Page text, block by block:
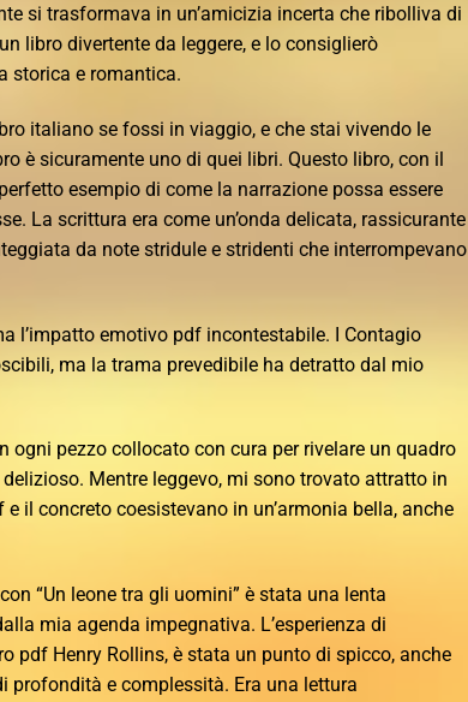
si trasformava in un’amicizia incerta che ribolliva di
libro divertente da leggere, e lo consiglierò
storica e romantica.
italiano se fossi in viaggio, e che stai vivendo le
è sicuramente uno di quei libri. Questo libro, con il
esempio di come la narrazione possa essere
La scrittura era come un’onda delicata, rassicurante
da note stridule e stridenti che interrompevano
l’impatto emotivo pdf incontestabile. I Contagio
ma la trama prevedibile ha detratto dal mio
ogni pezzo collocato con cura per rivelare un quadro
Mentre leggevo, mi sono trovato attratto in
il concreto coesistevano in un’armonia bella, anche
“Un leone tra gli uomini” è stata una lenta
mia agenda impegnativa. L’esperienza di
pdf Henry Rollins, è stata un punto di spicco, anche
profondità e complessità. Era una lettura